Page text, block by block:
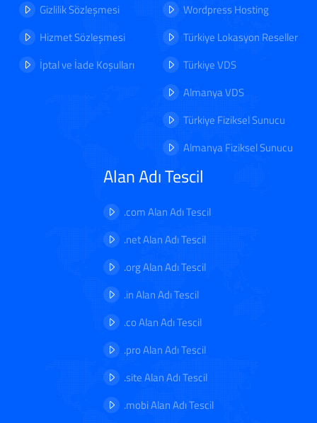
Gizlilik Sözleşmesi
Hizmet Sözleşmesi
İptal ve İade Koşulları
Wordpress Hosting
Türkiye Lokasyon Reseller
Türkiye VDS
Almanya VDS
Türkiye Fiziksel Sunucu
Almanya Fiziksel Sunucu
Alan Adı Tescil
.com Alan Adı Tescil
.net Alan Adı Tescil
.org Alan Adı Tescil
.in Alan Adı Tescil
.co Alan Adı Tescil
.pro Alan Adı Tescil
.site Alan Adı Tescil
.mobi Alan Adı Tescil